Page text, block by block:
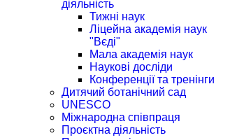
діяльність
Тижні наук
Ліцейна академія наук
"Вєді"
Мала академія наук
Наукові досліди
Конференції та тренінги
Дитячий ботанічний сад
UNESCO
Міжнародна співпраця
Проєктна діяльність